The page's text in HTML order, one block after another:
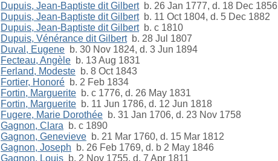
Dupuis, Jean-Baptiste dit Gilbertb. 26 Jan 1777, d. 18 Dec 1856
Dupuis, Jean-Baptiste dit Gilbertb. 11 Oct 1804, d. 5 Dec 1882
Dupuis, Jean-Baptiste dit Gilbertb. c 1810
Dupuis, Vénérance dit Gilbertb. 28 Jul 1807
Duval, Eugene b. 30 Nov 1824, d. 3 Jun 1894
Fecteau, Angèle b. 13 Aug 1831
Ferland, Modeste b. 8 Oct 1843
Fortier, Honoré b. 2 Feb 1834
Fortin, Marguerite b. c 1776, d. 26 May 1831
Fortin, Marguerite b. 11 Jun 1786, d. 12 Jun 1818
Fugere, Marie Dorothée b. 31 Jan 1706, d. 23 Nov 1758
Gagnon, Clara b. c 1890
Gagnon, Genevieve b. 21 Mar 1760, d. 15 Mar 1812
Gagnon, Joseph b. 26 Feb 1769, d. b 2 May 1846
Gagnon, Louis b. 2 Nov 1755, d. 7 Apr 1811